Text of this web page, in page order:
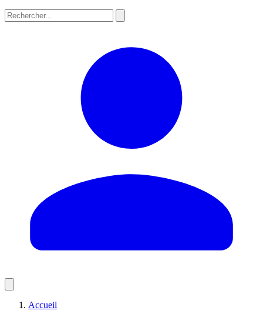
Accueil